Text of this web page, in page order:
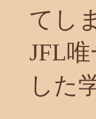
てし
JFL
した